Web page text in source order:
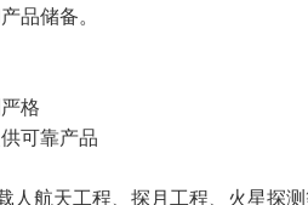
品储备。
格
可靠产品
人航天工程、探月工程、火星探